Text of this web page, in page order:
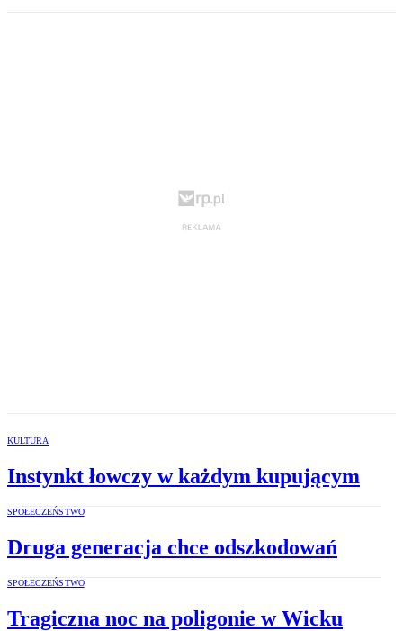
KULTURA
Instynkt łowczy w każdym kupującym
SPOŁECZEŃSTWO
Druga generacja chce odszkodowań
SPOŁECZEŃSTWO
Tragiczna noc na poligonie w Wicku